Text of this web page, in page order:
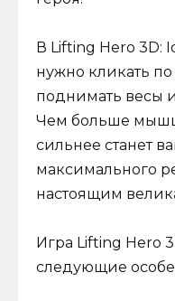
В Lifting Hero 3D:
нужно кликать по
поднимать весы
Чем больше мышц
сильнее станет
максимального
настоящим
Игра Lifting Hero
следующие